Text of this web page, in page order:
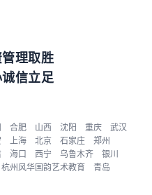
理取胜
信立足
合肥 山西 沈阳 重庆
武汉
上海 北京 石家庄
郑州
海口 西宁 乌鲁木齐
银川
杭州风华国韵艺术教育
青岛